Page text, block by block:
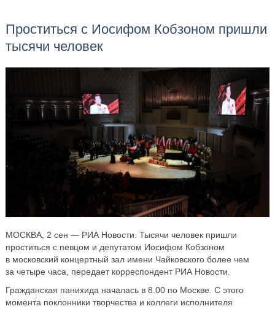
Проститься с Иосифом Кобзоном пришли
тысячи человек
МОСКВА, 2 сен — РИА Новости. Тысячи человек пришли
проститься с певцом и депутатом Иосифом Кобзоном
в московский концертный зал имени Чайковского более чем
за четыре часа, передает корреспондент РИА Новости.
Гражданская панихида началась в 8.00 по Москве. С этого
момента поклонники творчества и коллеги исполнителя